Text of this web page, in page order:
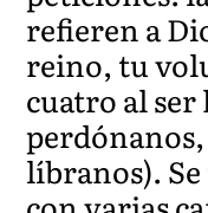
refieren a
reino, tu
cuatro al
perdónanos,
líbranos).